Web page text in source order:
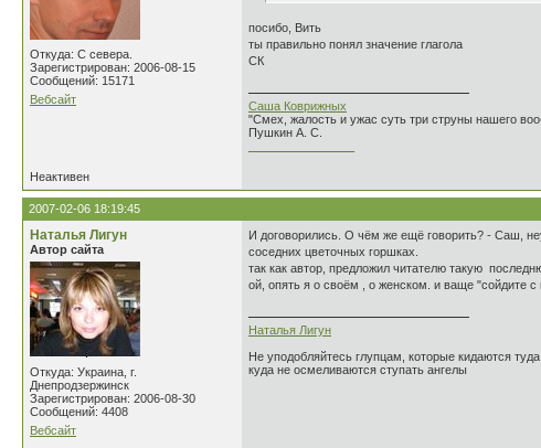
Откуда: С севера.
Зарегистрирован: 2006-08-15
Сообщений: 15171
Вебсайт
посибо, Вить
ты правильно понял значение глагола
СК
Саша Коврижных
"Смех, жалость и ужас суть три струны нашего
Пушкин А. С.
Неактивен
2007-02-06 18:19:45
Наталья Лигун
Автор сайта
Откуда: Украина, г.
Днепродзержинск
Зарегистрирован: 2006-08-30
Сообщений: 4408
Вебсайт
И договорились. О чём же ещё говорить? - Саш,
соседних цветочных горшках.
так как автор, предложил читателю такую
ой, опять я о своём , о женском. и ваще "сойдите с
Наталья Лигун
Не уподобляйтесь глупцам, которые кидаются туда,
куда не осмеливаются ступать ангелы